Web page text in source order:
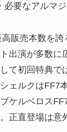
必要なアルマ
販売本数を誇
出演が多数に
て初回特典で
ェルクはFF7
ケルベロス
正直登場は意